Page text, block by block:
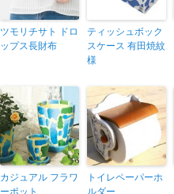
ツモリチサト ドロ
ップス長財布
ティッシュボック
スケース 有田焼紋
様
カジュアル フラワ
ーポット
トイレペーパーホ
ルダー